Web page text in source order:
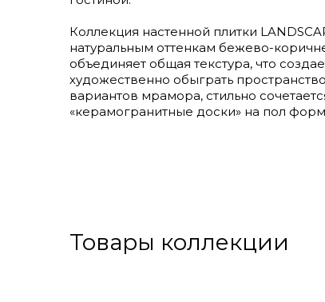
Коллекция настенной плитки
натуральным оттенкам бежево-
объединяет общая текстура, что
художественно обыграть
вариантов мрамора, стильно
«керамогранитные доски» на пол
Товары коллекции